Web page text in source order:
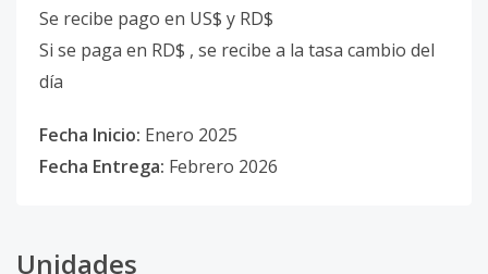
Se recibe pago en US$ y RD$
Si se paga en RD$ , se recibe a la tasa cambio del
día
Fecha Inicio: Enero 2025
Fecha Entrega: Febrero 2026
Unidades